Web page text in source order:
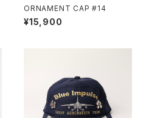
ORNAMENT CAP #14
¥15,900